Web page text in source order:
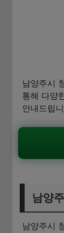
남양주시
통해 다양
안내드립
남양
남양주시